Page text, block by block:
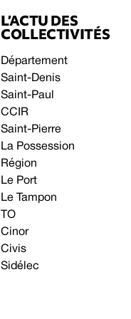
L’ACTU DES
COLLECTIVITÉS
Département
Saint-Denis
Saint-Paul
CCIR
Saint-Pierre
La Possession
Région
Le Port
Le Tampon
TO
Cinor
Civis
Sidélec